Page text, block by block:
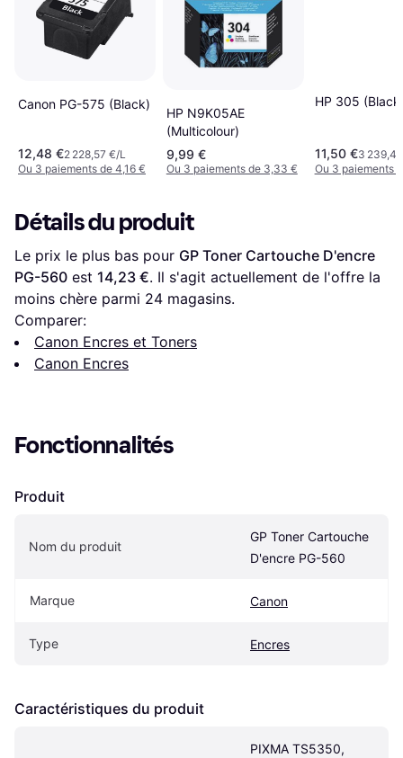
Canon PG-575 (Black)
12,48 €2 228,57 €/L
Ou 3 paiements de 4,16 €
HP N9K05AE
(Multicolour)
9,99 €
Ou 3 paiements de 3,33 €
HP 305
11,50 €3
Ou 3 paiements
Détails du produit
Le prix le plus bas pour GP Toner Cartouche D'encre
PG-560 est 14,23 €. Il s'agit actuellement de l'offre la
moins chère parmi 24 magasins.
Comparer:
Canon Encres et Toners
Canon Encres
Fonctionnalités
Produit
Nom du produit
GP Toner Cartouche
D'encre PG-560
Marque Canon
Type Encres
Caractéristiques du produit
PIXMA TS5350,